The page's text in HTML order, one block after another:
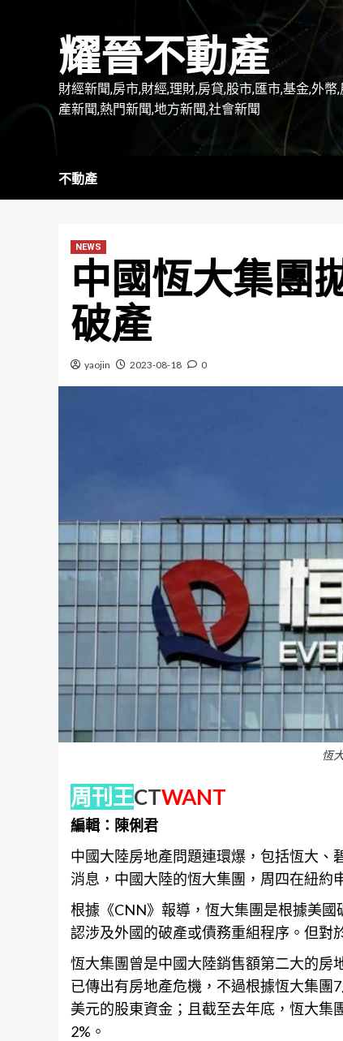
耀晉不動產
財經新聞,房市,財經,理財,房貸,股市,匯市,基金,外幣
產新聞,熱門新聞,地方新聞,社會新聞
不動產
NEWS
中國恆大集團
破產
yaojin 2023-08-18 0
恆
周刊王CTWANT
編輯：陳俐君
中國大陸房地產問題連環爆，包括恆大
消息，中國大陸的恆大集團，周四在紐約
根據《CNN》 報導 ，恆大集團是根據美
認涉及外國的破產或債務重組程序。但對
恆大集團曾是中國大陸銷售額第二大的房
已傳出有房地產危機，不過根據恆大集
美元的股東資金 ；且截至去年底，恆大
2%。